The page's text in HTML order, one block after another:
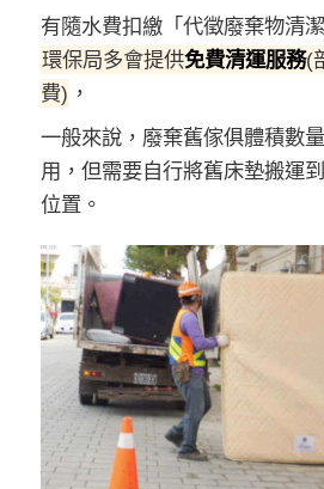
有隨水費扣繳「代徵廢棄物清
環保局多會提供免費清運服務(
費) ，
一般來說，廢棄舊傢俱體積數
用，但需要自行將舊床墊搬運
位置。